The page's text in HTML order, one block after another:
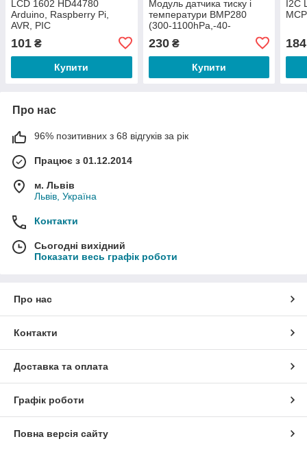
LCD 1602 HD44780
Arduino, Raspberry Pi,
AVR, PIC
101 ₴
Купити
Модуль датчика тиску і
температури BMP280
(300-1100hPa,-40-
230₴
Купити
I2C
184
Про нас
96% позитивних з 68 відгуків за рік
Працює з 01.12.2014
м. Львів
Львів, Україна
Контакти
Сьогодні вихідний
Показати весь графік роботи
Про нас
Контакти
Доставка та оплата
Графік роботи
Повна версія сайту